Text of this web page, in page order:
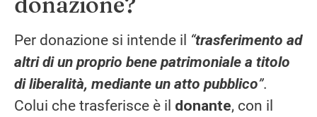
Per donazione si intende il “trasferimento ad
altri di un proprio bene patrimoniale a titolo
di liberalità, mediante un atto pubblico”.
Colui che trasferisce è il donante, con il